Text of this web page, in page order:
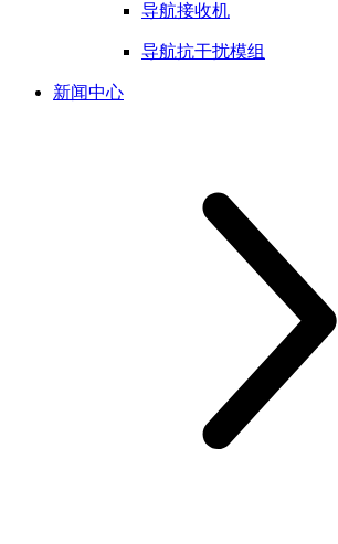
导航接收机
导航抗干扰模组
新闻中心